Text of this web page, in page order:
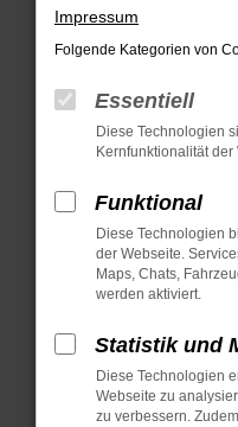
Laden andere
deine
Manche
können das
verhindern.
anderen
Fenster?
Starte dein
Das kann
Stelle sicher,
sind.
Impressum
Folgende Kategorien von
Essentiell
Diese Technologien
Kernfunktionalität
Funktional
Diese Technologien
der Webseite.
Maps, Chats,
werden aktiviert.
Statistik und
Diese Technologien
Webseite zu
zu verbessern.